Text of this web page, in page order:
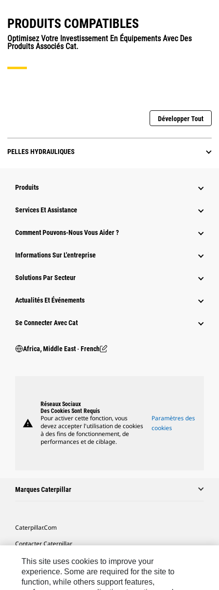
PRODUITS COMPATIBLES
Optimisez Votre Investissement En Équipements Avec Des
Produits Associés Cat.
Développer Tout
PELLES HYDRAULIQUES
Produits
Services Et Assistance
Comment Pouvons-Nous Vous Aider ?
Informations Sur L'entreprise
Solutions Par Secteur
Actualités Et Événements
Se Connecter Avec Cat
Africa, Middle East ‧ French
warning
Réseaux Sociaux
Des Cookies Sont Requis
Pour activer cette fonction, vous
devez accepter l'utilisation de cookies
à des fins de fonctionnement, de
performances et de ciblage.
Paramètres des
cookies
Marques Caterpillar
Caterpillar.com
Contacter Caterpillar
Mes Préférences Marketing
Plan Du Site
This site uses cookies to improve your
experience. Some are required for the site to
function, while others support features,